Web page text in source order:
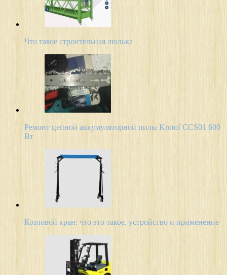
Что такое строительная люлька
Ремонт цепной аккумуляторной пилы Krotof CCS01 600
Вт
Козловой кран: что это такое, устройство и применение